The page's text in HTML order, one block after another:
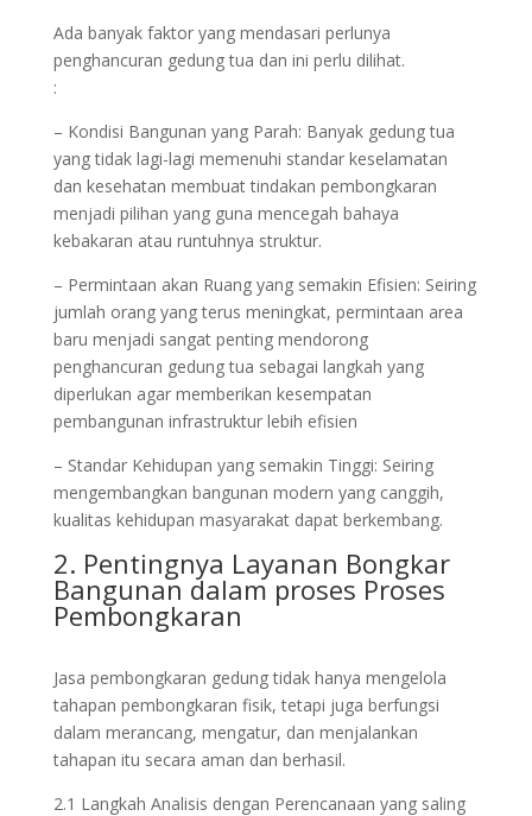
Ada banyak faktor yang mendasari perlunya
penghancuran gedung tua dan ini perlu dilihat.
:
– Kondisi Bangunan yang Parah: Banyak gedung tua
yang tidak lagi-lagi memenuhi standar keselamatan
dan kesehatan membuat tindakan pembongkaran
menjadi pilihan yang guna mencegah bahaya
kebakaran atau runtuhnya struktur.
– Permintaan akan Ruang yang semakin Efisien: Seiring
jumlah orang yang terus meningkat, permintaan area
baru menjadi sangat penting mendorong
penghancuran gedung tua sebagai langkah yang
diperlukan agar memberikan kesempatan
pembangunan infrastruktur lebih efisien
– Standar Kehidupan yang semakin Tinggi: Seiring
mengembangkan bangunan modern yang canggih,
kualitas kehidupan masyarakat dapat berkembang.
2. Pentingnya Layanan Bongkar
Bangunan dalam proses Proses
Pembongkaran
Jasa pembongkaran gedung tidak hanya mengelola
tahapan pembongkaran fisik, tetapi juga berfungsi
dalam merancang, mengatur, dan menjalankan
tahapan itu secara aman dan berhasil.
2.1 Langkah Analisis dengan Perencanaan yang saling